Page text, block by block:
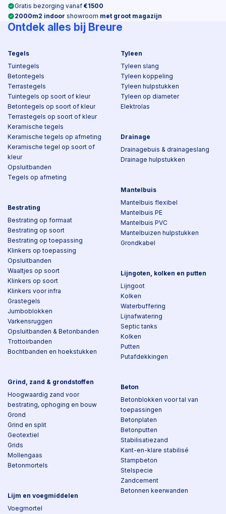
Gratis bezorging vanaf €1500
2000m2 indoor showroom met groot magazijn
Ontdek alles bij Breure
Tegels
Tuintegels
Betontegels
Terrastegels
Tuintegels op soort of kleur
Betontegels op soort of kleur
Terrastegels op soort of kleur
Keramische tegels
Keramische tegels op afmeting
Keramische tegel op soort of
kleur
Opsluitbanden
Tegels op afmeting
Bestrating
Bestrating op formaat
Bestrating op soort
Bestrating op toepassing
Klinkers op toepassing
Opsluitbanden
Waaltjes op soort
Klinkers op soort
Klinkers voor infra
Grastegels
Jumboblokken
Varkensruggen
Opsluitbanden & Betonbanden
Trottoirbanden
Bochtbanden en hoekstukken
Grind, zand & grondstoffen
Hoogwaardig zand voor
bestrating, ophoging en bouw
Grond
Grind en split
Geotextiel
Grids
Mollengaas
Betonmortels
Lijm en voegmiddelen
Voegmortel
Tyleen
Tyleen slang
Tyleen koppeling
Tyleen hulpstukken
Tyleen op diameter
Elektrolas
Drainage
Drainagebuis & drainageslang
Drainage hulpstukken
Mantelbuis
Mantelbuis flexibel
Mantelbuis PE
Mantelbuis PVC
Mantelbuizen hulpstukken
Grondkabel
Lijngoten, kolken en putten
Lijngoot
Kolken
Waterbuffering
Lijnafwatering
Septic tanks
Kolken
Putten
Putafdekkingen
Beton
Betonblokken voor tal van
toepassingen
Betonplaten
Betonputten
Stabilisatiezand
Kant-en-klare stabilisé
Stampbeton
Stelspecie
Zandcement
Betonnen keerwanden